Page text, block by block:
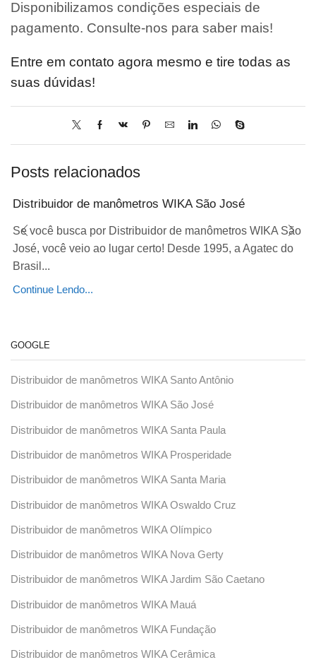
Disponibilizamos condições especiais de
pagamento. Consulte-nos para saber mais!
Entre em contato agora mesmo e tire todas as
suas dúvidas!
Posts relacionados
Distribuidor de manômetros WIKA São José
Se você busca por Distribuidor de manômetros WIKA São
José, você veio ao lugar certo! Desde 1995, a Agatec do
Brasil...
Continue Lendo...
GOOGLE
Distribuidor de manômetros WIKA Santo Antônio
Distribuidor de manômetros WIKA São José
Distribuidor de manômetros WIKA Santa Paula
Distribuidor de manômetros WIKA Prosperidade
Distribuidor de manômetros WIKA Santa Maria
Distribuidor de manômetros WIKA Oswaldo Cruz
Distribuidor de manômetros WIKA Olímpico
Distribuidor de manômetros WIKA Nova Gerty
Distribuidor de manômetros WIKA Jardim São Caetano
Distribuidor de manômetros WIKA Mauá
Distribuidor de manômetros WIKA Fundação
Distribuidor de manômetros WIKA Cerâmica